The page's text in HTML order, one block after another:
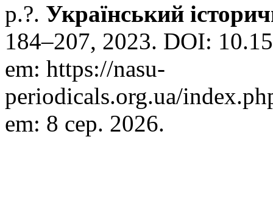
р.?. Український
184–207, 2023. DOI:
em: https://nasu-
periodicals.org.ua/
em: 8 сер. 2026.